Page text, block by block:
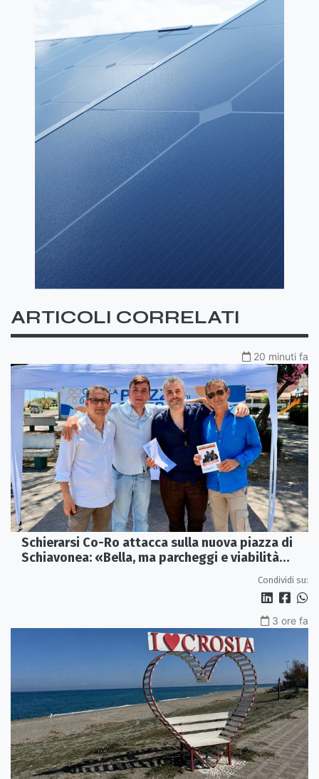
ARTICOLI CORRELATI
20 minuti fa
Schierarsi Co-Ro attacca sulla nuova piazza di
Schiavonea: «Bella, ma parcheggi e viabilità
Condividi su:
3 ore fa